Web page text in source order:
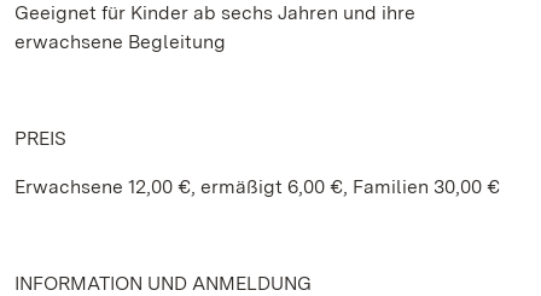
Geeignet für Kinder ab sechs Jahren und ihre
erwachsene Begleitung
PREIS
Erwachsene 12,00 €, ermäßigt 6,00 €, Familien 30,00 €
INFORMATION UND ANMELDUNG